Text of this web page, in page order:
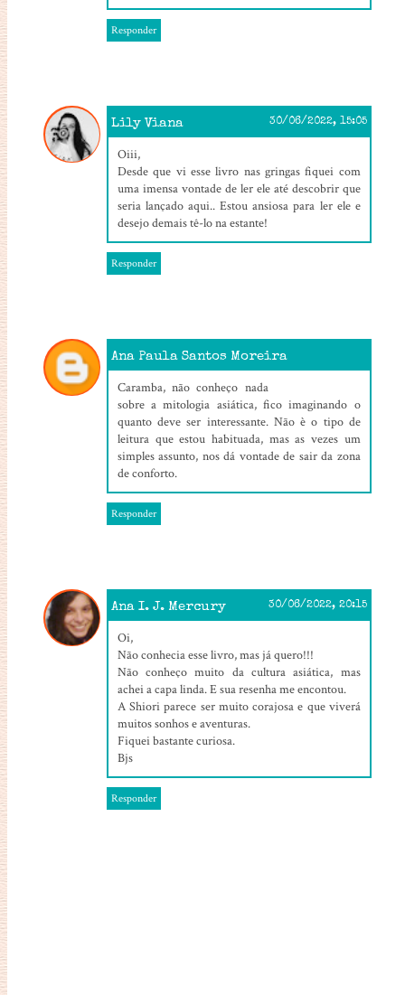
Responder
Lily Viana 30/06/2022, 15:05
Oiii,
Desde que vi esse livro nas gringas fiquei com
uma imensa vontade de ler ele até descobrir que
seria lançado aqui.. Estou ansiosa para ler ele e
desejo demais tê-lo na estante!
Responder
Ana Paula Santos Moreira
Caramba, não conheço nada
sobre a mitologia asiática, fico imaginando o
quanto deve ser interessante. Não è o tipo de
leitura que estou habituada, mas as vezes um
simples assunto, nos dá vontade de sair da zona
de conforto.
Responder
Ana I. J. Mercury 30/06/2022, 20:15
Oi,
Não conhecia esse livro, mas já quero!!!
Não conheço muito da cultura asiática, mas
achei a capa linda. E sua resenha me encontou.
A Shiori parece ser muito corajosa e que viverá
muitos sonhos e aventuras.
Fiquei bastante curiosa.
Bjs
Responder